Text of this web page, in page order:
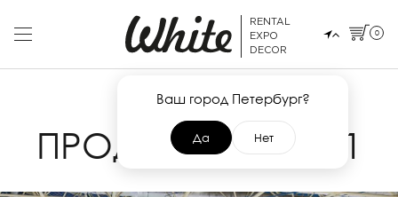
RENTAL
EXPO
DECOR
Ваш город Петербург?
Да Нет
0
12 АПРЕЛЯ 2021
ПРОДЭКСПО 2021